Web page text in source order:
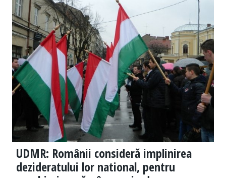
UDMR: Românii consideră implinirea
dezideratului lor national, pentru